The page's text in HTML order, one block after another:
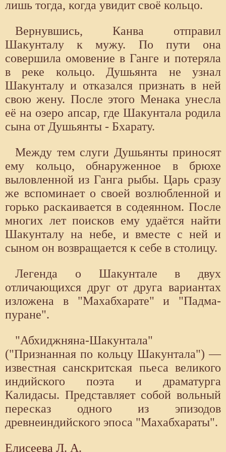
лишь тогда, когда увидит своё кольцо.
Вернувшись, Канва отправил
Шакунталу к мужу. По пути она
совершила омовение в Ганге и потеряла
в реке кольцо. Душьянта не узнал
Шакунталу и отказался признать в ней
свою жену. После этого Менака унесла
её на озеро апсар, где Шакунтала родила
сына от Душьянты - Бхарату.
Между тем слуги Душьянты приносят
ему кольцо, обнаруженное в брюхе
выловленной из Ганга рыбы. Царь сразу
же вспоминает о своей возлюбленной и
горько раскаивается в содеянном. После
многих лет поисков ему удаётся найти
Шакунталу на небе, и вместе с ней и
сыном он возвращается к себе в столицу.
Легенда о Шакунтале в двух
отличающихся друг от друга вариантах
изложена в "Махабхарате" и "Падма-
пуране".
"Абхиджняна-Шакунтала"
("Признанная по кольцу Шакунтала") —
известная санскритская пьеса великого
индийского поэта и драматурга
Калидасы. Представляет собой вольный
пересказ одного из эпизодов
древнеиндийского эпоса "Махабхараты".
Елисеева Л. А.